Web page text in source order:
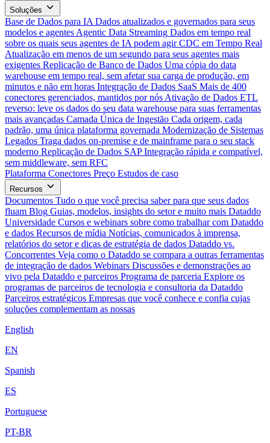
Soluções
Base de Dados para IA Dados atualizados e governados para seus
modelos e agentes Agentic Data Streaming Dados em tempo real
sobre os quais seus agentes de IA podem agir CDC em Tempo Real
Atualização em menos de um segundo para seus agentes mais
exigentes Replicação de Banco de Dados Uma cópia do data
warehouse em tempo real, sem afetar sua carga de produção, em
minutos e não em horas Integração de Dados SaaS Mais de 400
conectores gerenciados, mantidos por nós Ativação de Dados ETL
reverso: leve os dados do seu data warehouse para suas ferramentas
mais avançadas Camada Única de Ingestão Cada origem, cada
padrão, uma única plataforma governada Modernização de Sistemas
Legados Traga dados on-premise e de mainframe para o seu stack
moderno Replicação de Dados SAP Integração rápida e compatível,
sem middleware, sem RFC
Plataforma Conectores Preço Estudos de caso
Recursos
Documentos Tudo o que você precisa saber para que seus dados
fluam Blog Guias, modelos, insights do setor e muito mais Dataddo
Universidade Cursos e webinars sobre como trabalhar com Dataddo
e dados Recursos de mídia Notícias, comunicados à imprensa,
relatórios do setor e dicas de estratégia de dados Dataddo vs.
Concorrentes Veja como o Dataddo se compara a outras ferramentas
de integração de dados Webinars Discussões e demonstrações ao
vivo pela Dataddo e parceiros Programa de parceria Explore os
programas de parceiros de tecnologia e consultoria da Dataddo
Parceiros estratégicos Empresas que você conhece e confia cujas
soluções complementam as nossas
English
EN
Spanish
ES
Portuguese
PT-BR